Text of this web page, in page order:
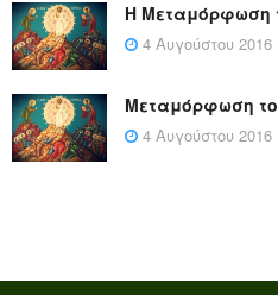
Η Μεταμόρφωση
4 Αυγούστου 2016
Μεταμόρφωση
4 Αυγούστου 2016